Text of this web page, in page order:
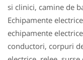
si clinici, camine de
Echipamente
echipamente
conductori, corpuri